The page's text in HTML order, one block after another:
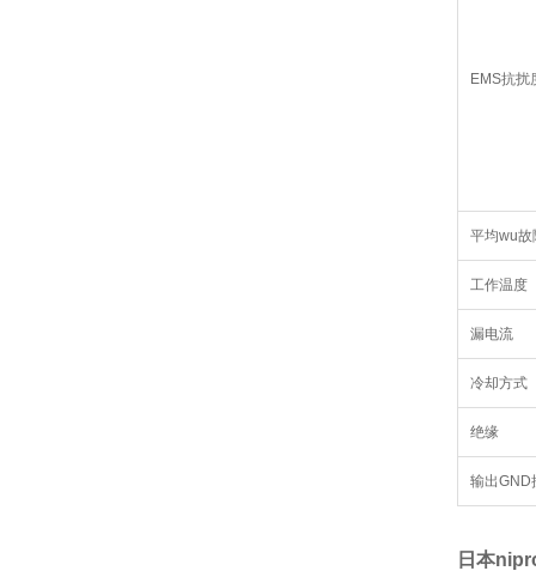
EMS抗扰
平均wu故
工作温度
漏电流
冷却方式
绝缘
输出GND
日本